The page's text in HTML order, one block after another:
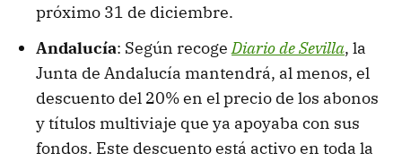
próximo 31 de diciembre.
Andalucía: Según recogeDiario de Sevilla, la
Junta de Andalucía mantendrá, al menos, el
descuento del 20% en el precio de los abonos
y títulos multiviaje que ya apoyaba con sus
fondos. Este descuento está activo en toda la